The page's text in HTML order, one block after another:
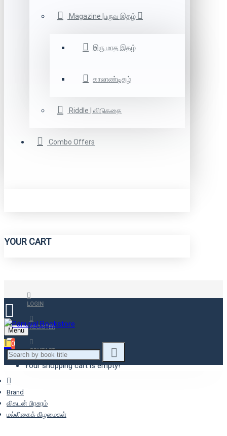
Magazine |பருவ இதழ்
இரு மாத இதழ்
காலாண்டிதழ்
Riddle | விடுகதை
Combo Offers
YOUR CART
LOGIN
REGISTER
CONTACT
Menu
0
Your shopping cart is empty!
Brand
விகடன் பிரசுரம்
மல்லிகைக் கிழமைகள்